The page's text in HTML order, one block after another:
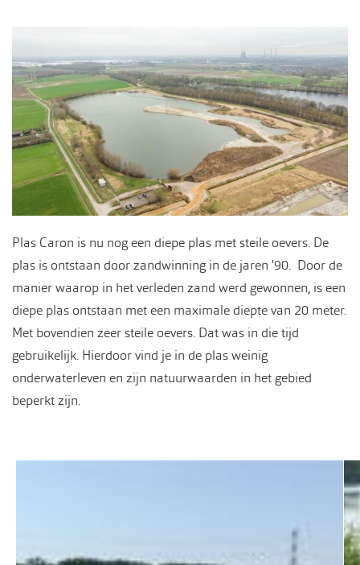
Plas Caron is nu nog een diepe plas met steile oevers. De
plas is ontstaan door zandwinning in de jaren '90. Door de
manier waarop in het verleden zand werd gewonnen, is een
diepe plas ontstaan met een maximale diepte van 20 meter.
Met bovendien zeer steile oevers. Dat was in die tijd
gebruikelijk. Hierdoor vind je in de plas weinig
onderwaterleven en zijn natuurwaarden in het gebied
beperkt zijn.